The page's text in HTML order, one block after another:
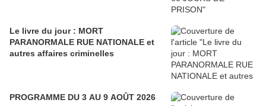
Le livre du jour : MORT
PARANORMALE RUE NATIONALE et
autres affaires criminelles
PROGRAMME DU 3 AU 9 AOÛT 2026